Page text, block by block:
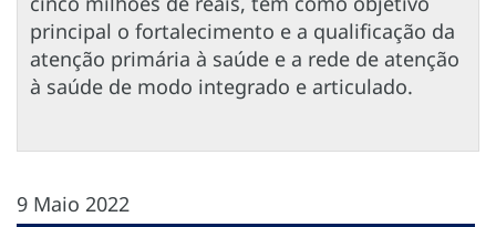
principal o fortalecimento e a qualificação da
atenção primária à saúde e a rede de atenção
à saúde de modo integrado e articulado.
9 Maio 2022